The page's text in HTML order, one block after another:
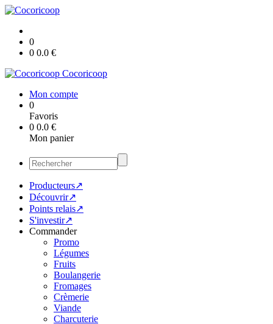
0
0 0.0 €
Cocoricoop
Mon compte
0
Favoris
0 0.0 €
Mon panier
Producteurs↗
Découvrir↗
Points relais↗
S'investir↗
Commander
Promo
Légumes
Fruits
Boulangerie
Fromages
Crèmerie
Viande
Charcuterie